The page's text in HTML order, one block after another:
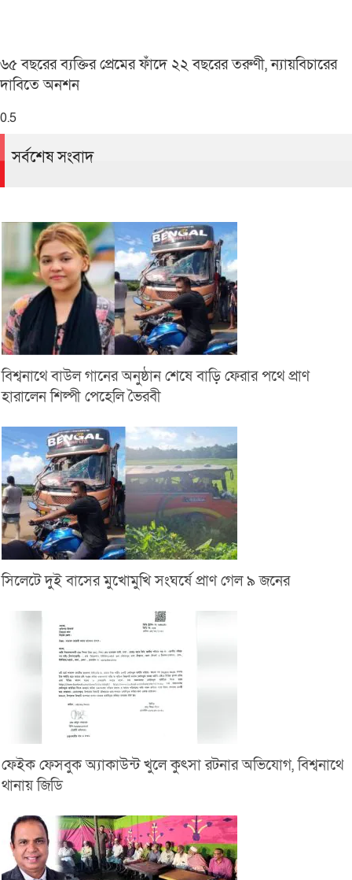
৬৫ বছরের ব্যক্তির প্রেমের ফাঁদে ২২ বছরের তরুণী, ন্যায়বিচারের
দাবিতে অনশন
সর্বশেষ সংবাদ
বিশ্বনাথে বাউল গানের অনুষ্ঠান শেষে বাড়ি ফেরার পথে প্রাণ
হারালেন শিল্পী পেহেলি ভৈরবী
সিলেটে দুই বাসের মুখোমুখি সংঘর্ষে প্রাণ গেল ৯ জনের
ফেইক ফেসবুক অ্যাকাউন্ট খুলে কুৎসা রটনার অভিযোগ, বিশ্বনাথে
থানায় জিডি